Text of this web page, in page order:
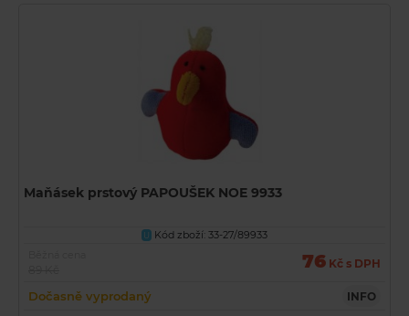
Maňásek prstový PAPOUŠEK NOE 9933
U
Kód zboží: 33-27/89933
76 Kč s DPH
Dočasně vyprodaný INFO